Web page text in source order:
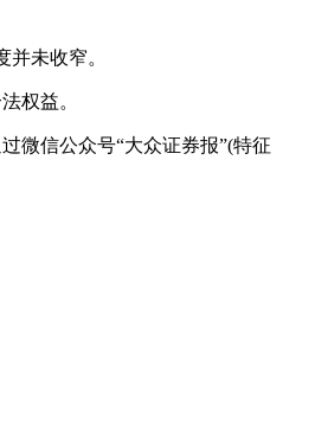
未收窄。
权益。
微信公众号“大众证券报”(特征